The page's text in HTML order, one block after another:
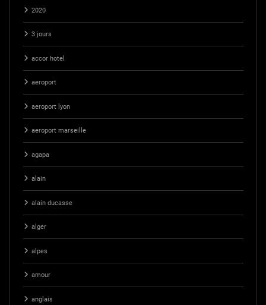
2020
3 jours
accor hotel
aeroport
aeroport lyon
aeroport marseille
agapa
alain
alain ducasse
alger
alpes
amour
anglais